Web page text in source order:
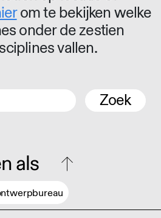
om te bekijken welke
onder de zestien
vallen.
Zoek
als